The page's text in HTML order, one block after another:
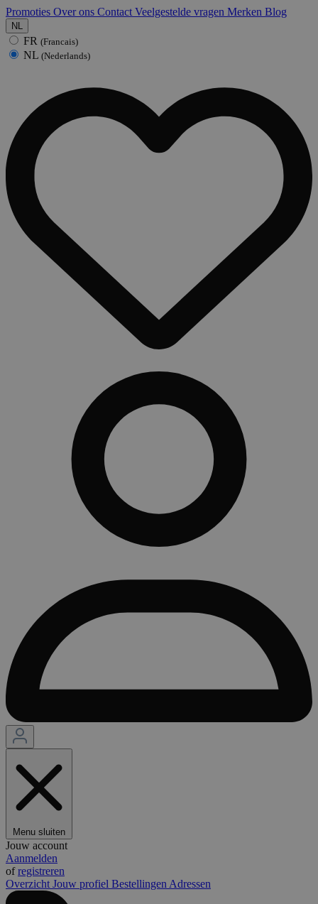
Promoties Over ons Contact Veelgestelde vragen Merken Blog
NL
FR (Francais)
NL (Nederlands)
Menu sluiten
Jouw account
Aanmelden
ofregistreren
Overzicht Jouw profiel Bestellingen Adressen